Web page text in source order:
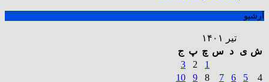
آرشیو
تیر ۱۴۰۱
ش ی د س چ پ ج
1
2
3
4
5
6
7
8
9
10